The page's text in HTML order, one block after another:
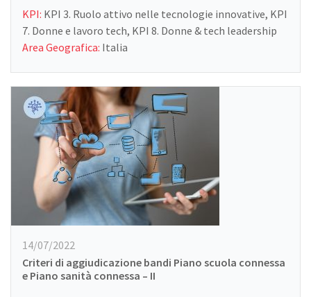
KPI: KPI 3. Ruolo attivo nelle tecnologie innovative, KPI
7. Donne e lavoro tech, KPI 8. Donne & tech leadership
Area Geografica: Italia
14/07/2022
Criteri di aggiudicazione bandi Piano scuola connessa
e Piano sanità connessa – II